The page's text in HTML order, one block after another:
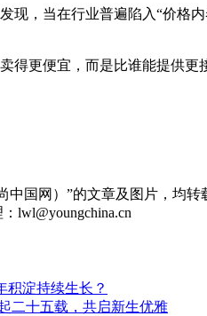
现，当在行业普遍陷入“价
得更便宜，而是比谁能提供
国网）”的文章及图片，均
lwl@youngchina.cn
积淀持续生长？
二十五载，共启新生优雅